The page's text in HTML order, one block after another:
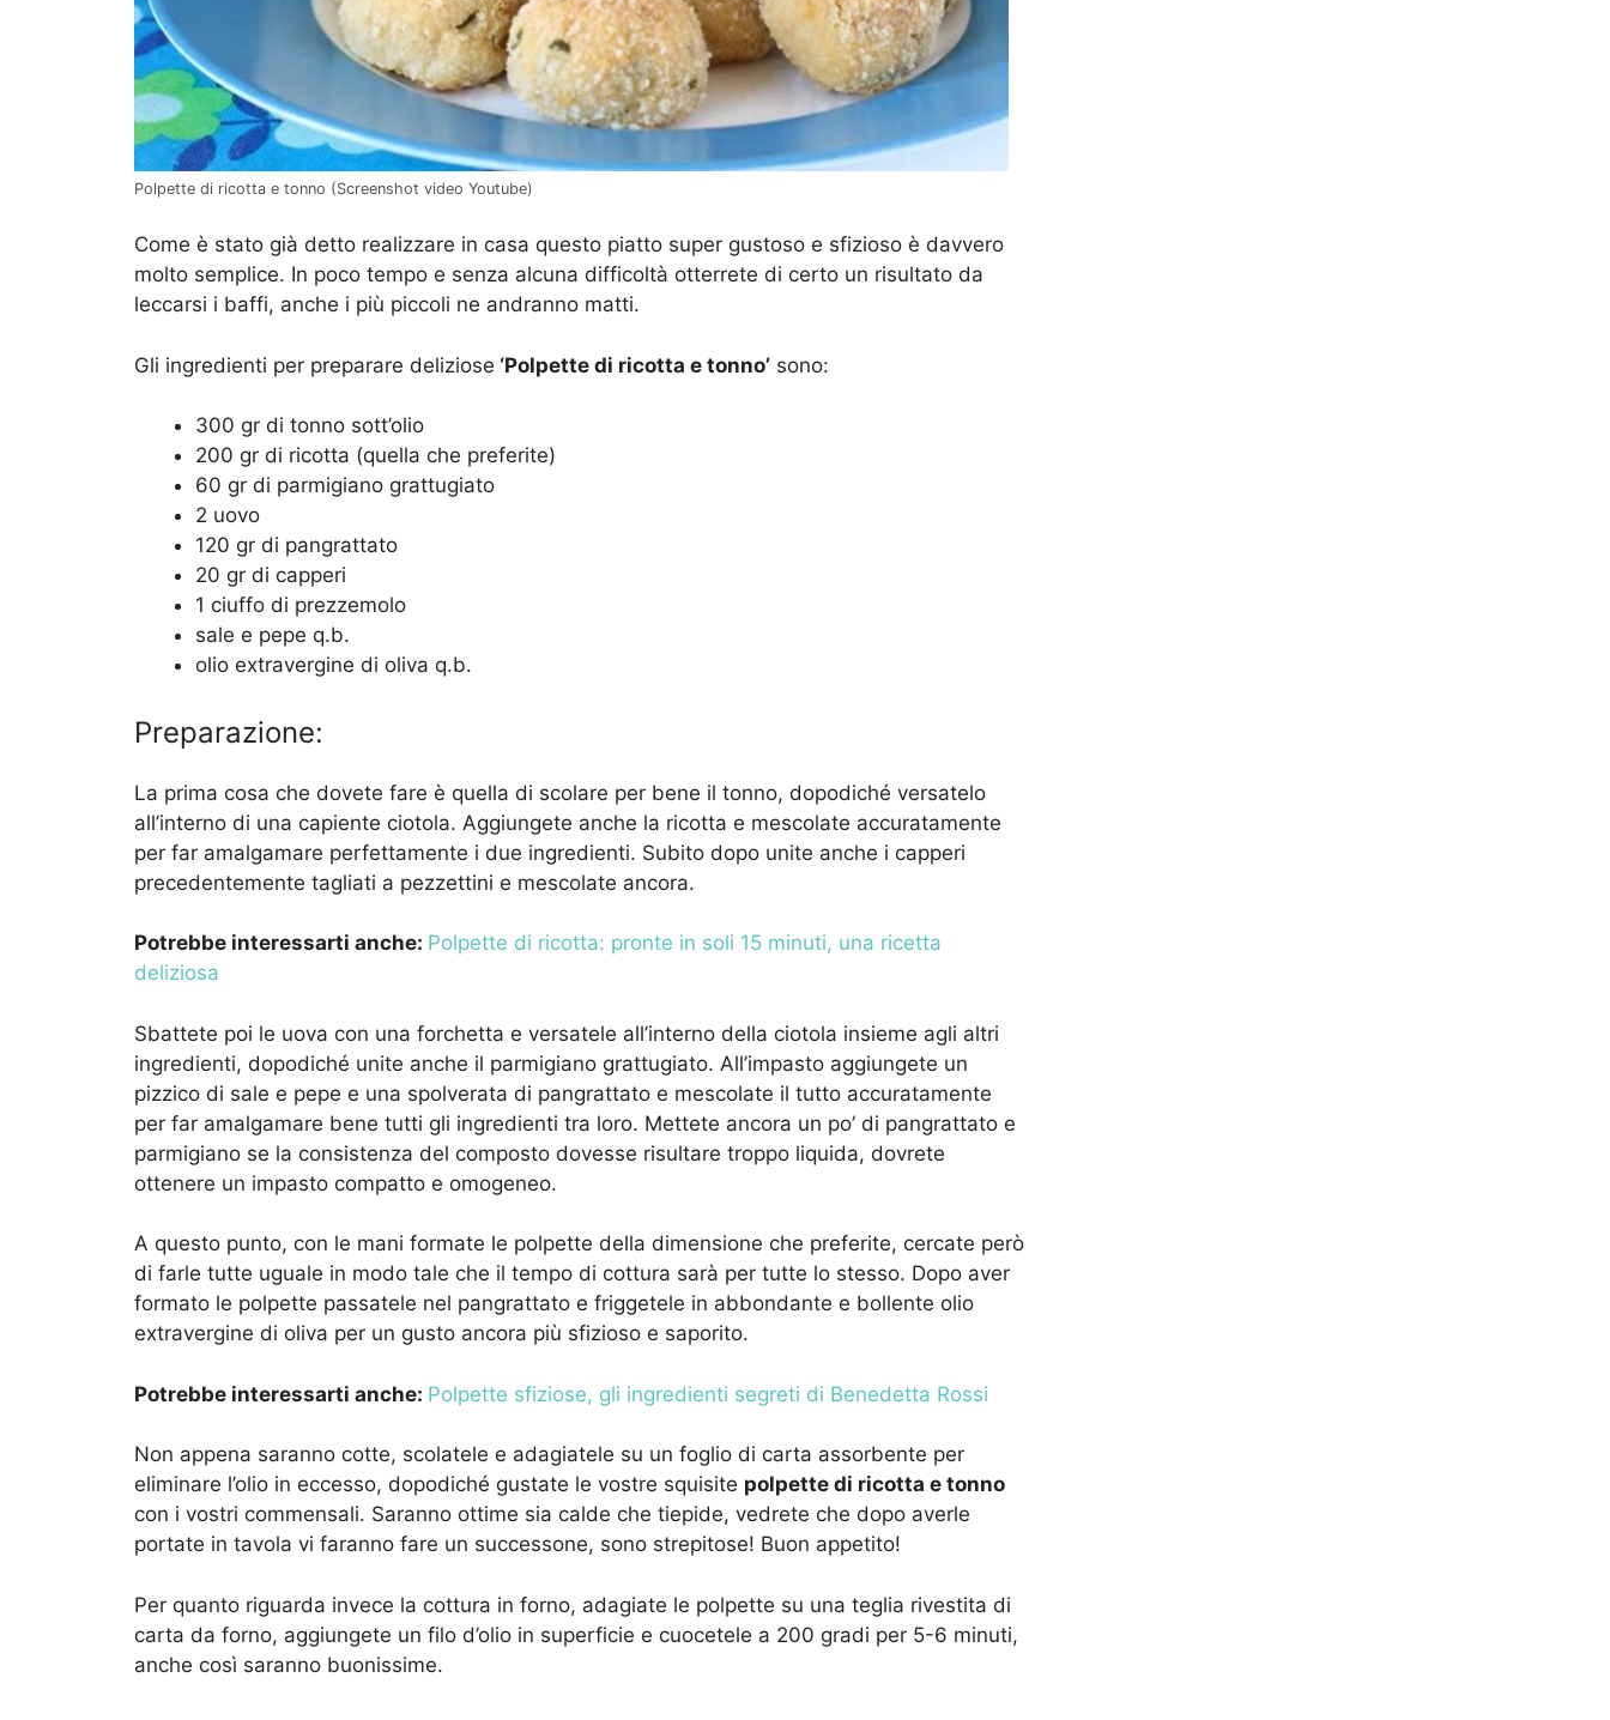
Polpette di ricotta e tonno (Screenshot video Youtube)
Come è stato già detto realizzare in casa questo piatto super gustoso e sfizioso è davvero
molto semplice. In poco tempo e senza alcuna difficoltà otterrete di certo un risultato da
leccarsi i baffi, anche i più piccoli ne andranno matti.
Gli ingredienti per preparare deliziose ‘Polpette di ricotta e tonno’ sono:
300 gr di tonno sott’olio
200 gr di ricotta (quella che preferite)
60 gr di parmigiano grattugiato
2 uovo
120 gr di pangrattato
20 gr di capperi
1 ciuffo di prezzemolo
sale e pepe q.b.
olio extravergine di oliva q.b.
Preparazione:
La prima cosa che dovete fare è quella di scolare per bene il tonno, dopodiché versatelo
all’interno di una capiente ciotola. Aggiungete anche la ricotta e mescolate accuratamente
per far amalgamare perfettamente i due ingredienti. Subito dopo unite anche i capperi
precedentemente tagliati a pezzettini e mescolate ancora.
Potrebbe interessarti anche: Polpette di ricotta: pronte in soli 15 minuti, una ricetta
deliziosa
Sbattete poi le uova con una forchetta e versatele all’interno della ciotola insieme agli altri
ingredienti, dopodiché unite anche il parmigiano grattugiato. All’impasto aggiungete un
pizzico di sale e pepe e una spolverata di pangrattato e mescolate il tutto accuratamente
per far amalgamare bene tutti gli ingredienti tra loro. Mettete ancora un po’ di pangrattato e
parmigiano se la consistenza del composto dovesse risultare troppo liquida, dovrete
ottenere un impasto compatto e omogeneo.
A questo punto, con le mani formate le polpette della dimensione che preferite, cercate però
di farle tutte uguale in modo tale che il tempo di cottura sarà per tutte lo stesso. Dopo aver
formato le polpette passatele nel pangrattato e friggetele in abbondante e bollente olio
extravergine di oliva per un gusto ancora più sfizioso e saporito.
Potrebbe interessarti anche: Polpette sfiziose, gli ingredienti segreti di Benedetta Rossi
Non appena saranno cotte, scolatele e adagiatele su un foglio di carta assorbente per
eliminare l’olio in eccesso, dopodiché gustate le vostre squisite polpette di ricotta e tonno
con i vostri commensali. Saranno ottime sia calde che tiepide, vedrete che dopo averle
portate in tavola vi faranno fare un successone, sono strepitose! Buon appetito!
Per quanto riguarda invece la cottura in forno, adagiate le polpette su una teglia rivestita di
carta da forno, aggiungete un filo d’olio in superficie e cuocetele a 200 gradi per 5-6 minuti,
anche così saranno buonissime.